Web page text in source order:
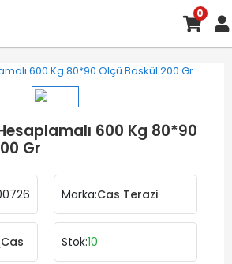
0
600 Kg 80*90
Gr
Marka:Cas Terazi
Stok:10